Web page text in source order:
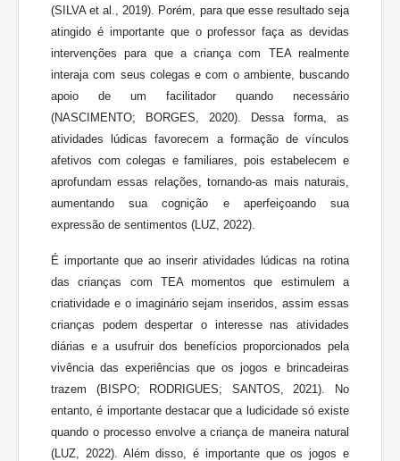
(SILVA et al., 2019). Porém, para que esse resultado seja
atingido é importante que o professor faça as devidas
intervenções para que a criança com TEA realmente
interaja com seus colegas e com o ambiente, buscando
apoio de um facilitador quando necessário
(NASCIMENTO; BORGES, 2020). Dessa forma, as
atividades lúdicas favorecem a formação de vínculos
afetivos com colegas e familiares, pois estabelecem e
aprofundam essas relações, tornando-as mais naturais,
aumentando sua cognição e aperfeiçoando sua
expressão de sentimentos (LUZ, 2022).
É importante que ao inserir atividades lúdicas na rotina
das crianças com TEA momentos que estimulem a
criatividade e o imaginário sejam inseridos, assim essas
crianças podem despertar o interesse nas atividades
diárias e a usufruir dos benefícios proporcionados pela
vivência das experiências que os jogos e brincadeiras
trazem (BISPO; RODRIGUES; SANTOS, 2021). No
entanto, é importante destacar que a ludicidade só existe
quando o processo envolve a criança de maneira natural
(LUZ, 2022). Além disso, é importante que os jogos e